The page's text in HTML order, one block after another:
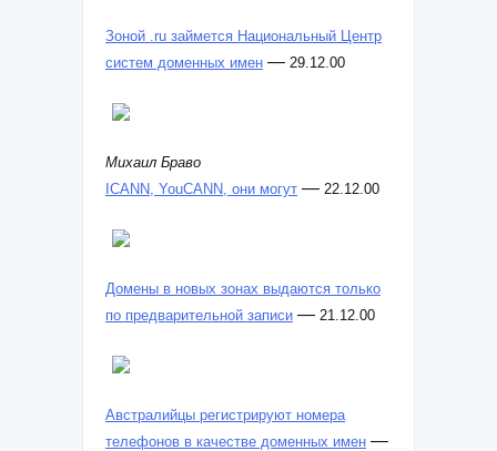
Зоной .ru займется Национальный Центр
систем доменных имен — 29.12.00
Михаил Браво
ICANN, YouCANN, они могут — 22.12.00
Домены в новых зонах выдаются только
по предварительной записи — 21.12.00
Австралийцы регистрируют номера
телефонов в качестве доменных имен —